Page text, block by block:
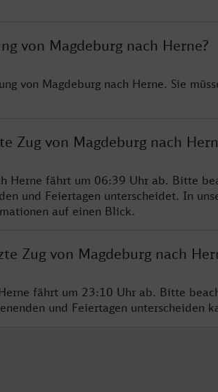
von Magdeburg nach Herne?
von Magdeburg nach Herne. Sie
Zug von Magdeburg nach
Herne fährt um 06:39 Uhr ab. Bitte
und Feiertagen unterscheidet. In
auf einen Blick.
Zug von Magdeburg nach
fährt um 23:10 Uhr ab. Bitte
und Feiertagen unterscheiden